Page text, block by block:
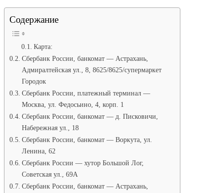
Содержание
Карта:
Сбербанк России, банкомат — Астрахань,
Адмиралтейская ул., 8, 8625/8625/супермаркет
Городок
Сбербанк России, платежный терминал —
Москва, ул. Федосьино, 4, корп. 1
Сбербанк России, банкомат — д. Писковичи,
Набережная ул., 18
Сбербанк России, банкомат — Воркута, ул.
Ленина, 62
Сбербанк России — хутор Большой Лог,
Советская ул., 69А
Сбербанк России, банкомат — Астрахань,